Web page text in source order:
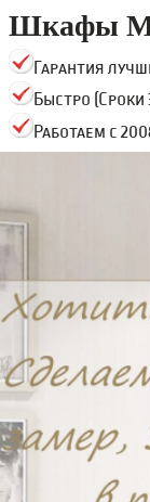
Шкафы
Гарантия
Быстро (Сроки
Работаем с